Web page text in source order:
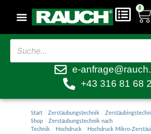
0
e-
+43 316 81 68
Start/ Zerstäubungstechnik
Shop/ Zerstäubungstechnik nach
Technik
Hochdruck Hochdruck Mikro-